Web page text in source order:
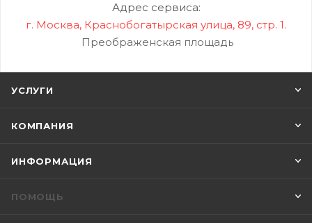
Адрес сервиса:
г. Москва, Краснобогатырская улица, 89, стр. 1.
Преображенская площадь
УСЛУГИ
КОМПАНИЯ
ИНФОРМАЦИЯ
ПОМОЩЬ